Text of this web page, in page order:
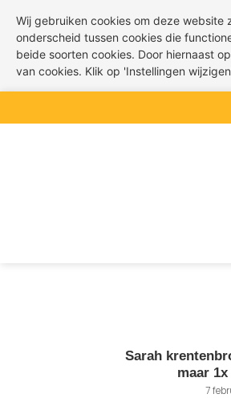
naar
Sarah
maar
7
Wij gebruiken cookies om deze
onderscheid tussen cookies die
beide soorten cookies. Door hiernaast
van cookies. Klik op 'Instellingen